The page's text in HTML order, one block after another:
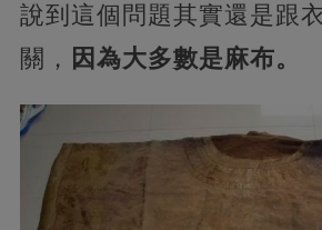
說到這個問題其實還是跟
關， 因為大多數是麻布。